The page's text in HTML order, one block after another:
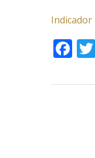
Indicador